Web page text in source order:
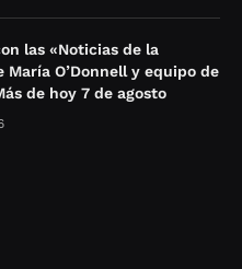
las «Noticias de la
María O’Donnell y equipo de
de hoy 7 de agosto